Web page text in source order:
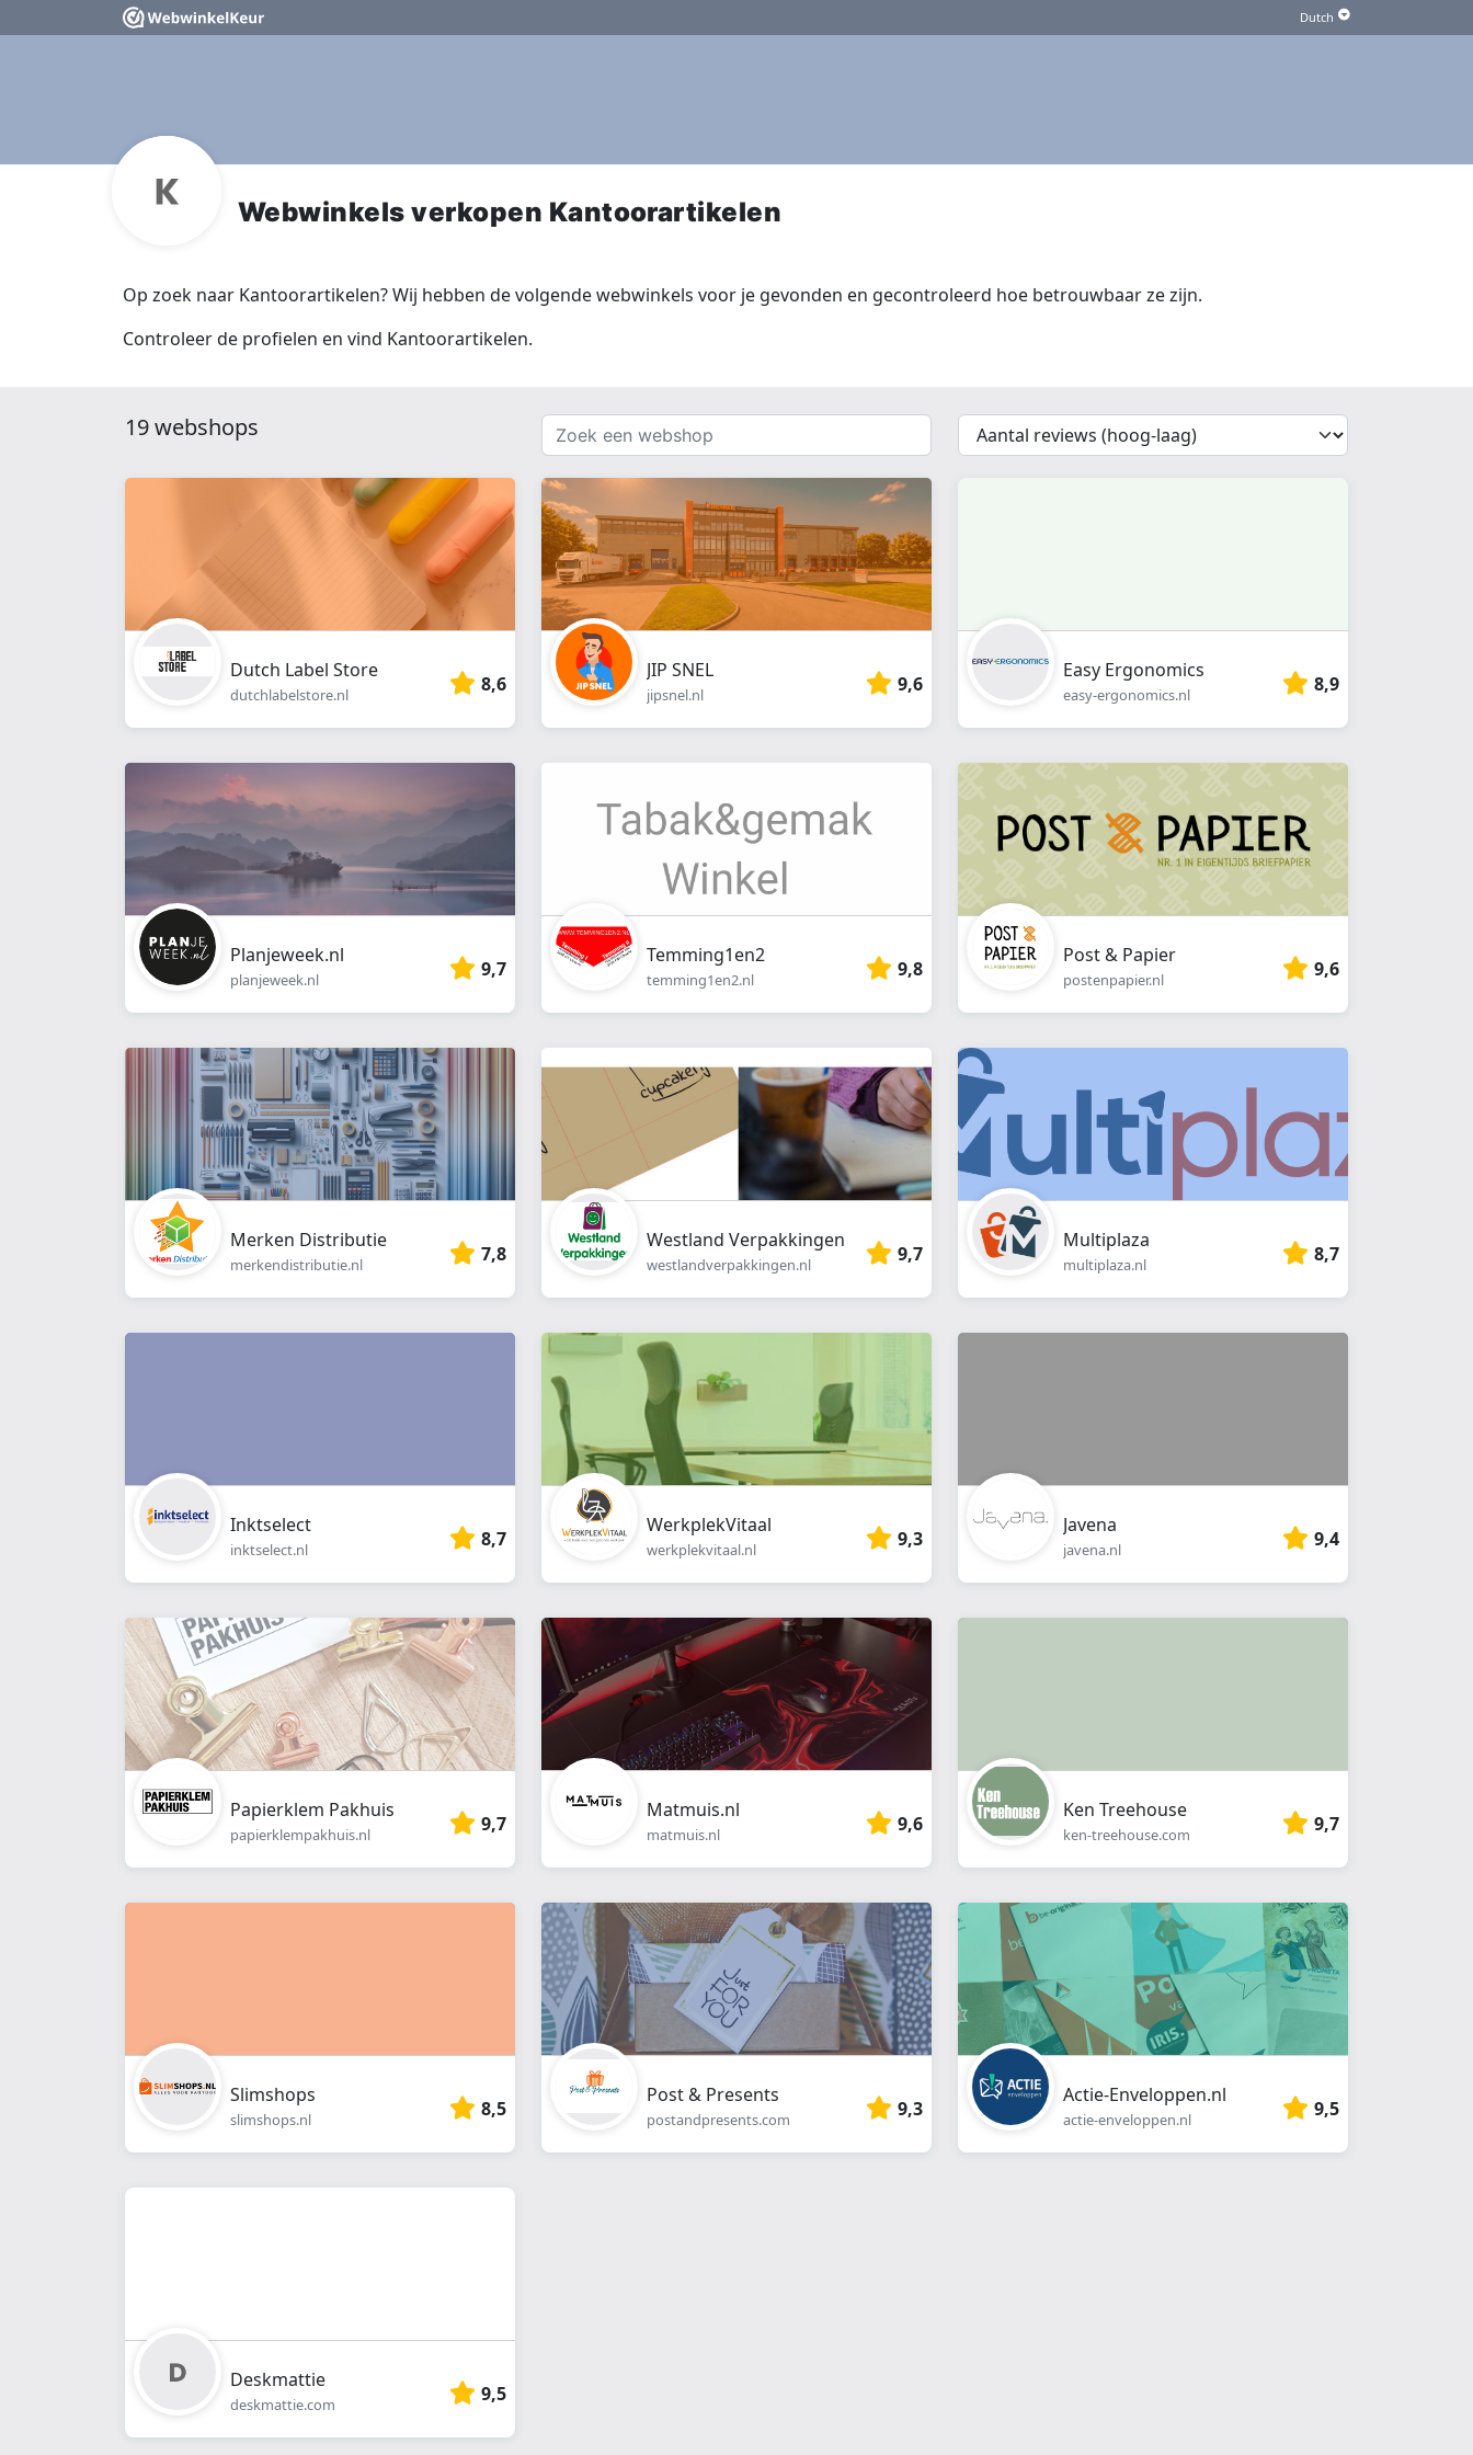
Webwinkels verkopen Kantoorartikelen
Op zoek naar Kantoorartikelen? Wij hebben de volgende webwinkels voor je gevonden en gecontroleerd hoe betrouwbaar ze zijn.
Controleer de profielen en vind Kantoorartikelen.
19 webshops
Zoek
een
webshop
{{
__('Sort')
Dutch Label Store
dutchlabelstore.nl 8,6
JIP SNEL
jipsnel.nl 9,6
Easy Ergonomics
easy-ergonomics.nl 8,9
Planjeweek.nl
planjeweek.nl 9,7
Temming1en2
temming1en2.nl 9,8
Post & Papier
postenpapier.nl 9,6
Merken Distributie
merkendistributie.nl 7,8
Westland Verpakkingen
westlandverpakkingen.nl 9,7
Multiplaza
multiplaza.nl 8,7
Inktselect
inktselect.nl 8,7
WerkplekVitaal
werkplekvitaal.nl 9,3
Javena
javena.nl 9,4
Papierklem Pakhuis
papierklempakhuis.nl 9,7
Matmuis.nl
matmuis.nl 9,6
Ken Treehouse
ken-treehouse.com 9,7
Slimshops
slimshops.nl 8,5
Post & Presents
postandpresents.com 9,3
Actie-Enveloppen.nl
actie-enveloppen.nl 9,5
Deskmattie
deskmattie.com 9,5